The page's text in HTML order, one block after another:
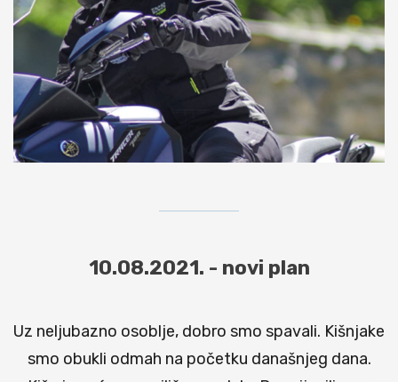
10.08.2021. - novi plan
Uz neljubazno osoblje, dobro smo spavali. Kišnjake
smo obukli odmah na početku današnjeg dana.